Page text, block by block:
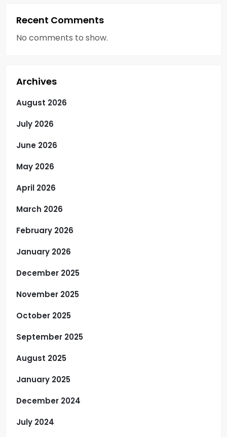
Recent Comments
No comments to show.
Archives
August 2026
July 2026
June 2026
May 2026
April 2026
March 2026
February 2026
January 2026
December 2025
November 2025
October 2025
September 2025
August 2025
January 2025
December 2024
July 2024